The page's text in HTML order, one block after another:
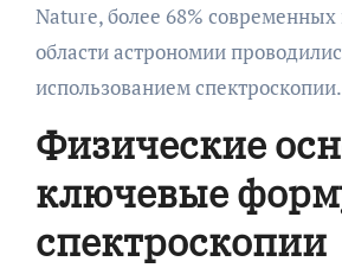
Nature, более 68% современных
области астрономии
использованием спектроскопии.
Физические
ключевые
спектроскопии